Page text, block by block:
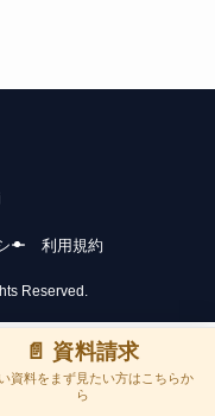
📄 資料請求
資料をまず見たい方はこちらか
ら
ー 利用規約
Reserved.